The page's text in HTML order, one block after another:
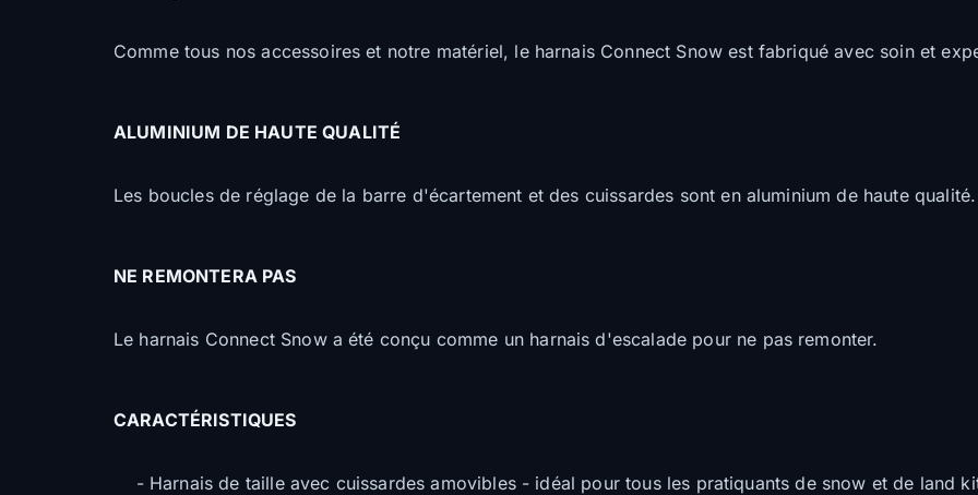
Comme tous nos accessoires et notre matériel, le harnais Connect Snow est fabriqué avec soin et
ALUMINIUM DE HAUTE QUALITÉ
Les boucles de réglage de la barre d'écartement et des cuissardes sont en aluminium de haute qualité.
NE REMONTERA PAS
Le harnais Connect Snow a été conçu comme un harnais d'escalade pour ne pas remonter.
CARACTÉRISTIQUES
- Harnais de taille avec cuissardes amovibles - idéal pour tous les pratiquants de snow et de land